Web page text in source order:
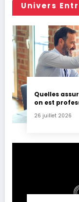
Univers
Quelles
on est
26 juillet 2026